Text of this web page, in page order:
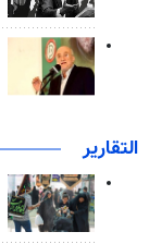
التقارير